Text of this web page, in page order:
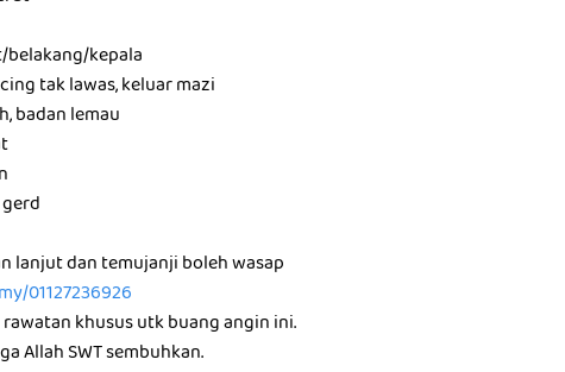
belakang/kepala
tak lawas, keluar mazi
badan lemau
lanjut dan temujanji boleh wasap
01127236926
khusus utk buang angin ini.
Allah SWT sembuhkan.